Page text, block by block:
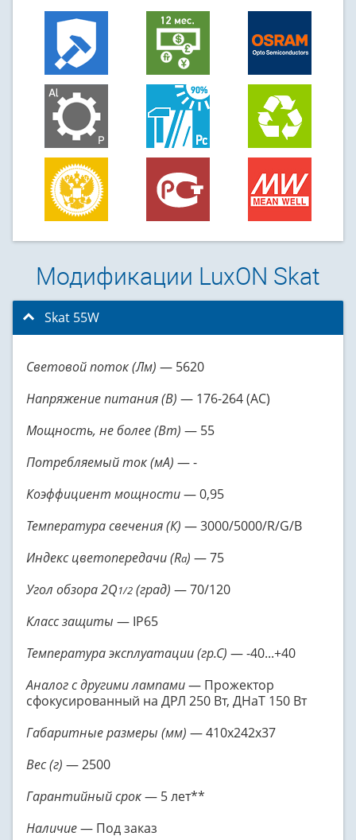
Модификации LuxON Skat
Skat 55W
Световой поток (Лм) — 5620
Напряжение питания (В) — 176-264 (AC)
Мощность, не более (Вт) — 55
Потребляемый ток (мА) — -
Коэффициент мощности— 0,95
Температура свечения (К) — 3000/5000/R/G/B
Индекс цветопередачи (Ra) — 75
Угол обзора 2Q1/2 (град) — 70/120
Класс защиты — IP65
Температура эксплуатации (гр.С) — -40...+40
Аналог с другими лампами— Прожектор
сфокусированный на ДРЛ 250 Вт, ДНаТ 150 Вт
Габаритные размеры (мм) — 410x242x37
Вес (г) — 2500
Гарантийный срок— 5 лет**
Наличие— Под заказ